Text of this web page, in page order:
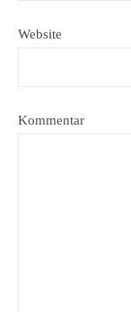
Website
Kommentar